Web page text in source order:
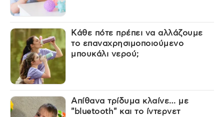
Κάθε πότε πρέπει να αλλάζουμε
το επαναχρησιμοποιούμενο
μπουκάλι νερού;
Απίθανα τρίδυμα κλαίνε… με
"bluetooth" και το ίντερνετ